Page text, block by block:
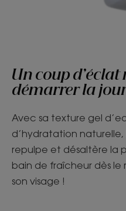
Un coup
démarrer la
Avec sa texture gel
d’hydratation
repulpe et désaltère la
bain de fraîcheur dès le
son visage !